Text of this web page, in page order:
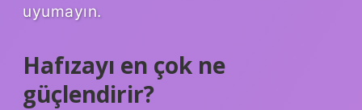
uyumayın.
Hafızayı en çok ne
güçlendirir?